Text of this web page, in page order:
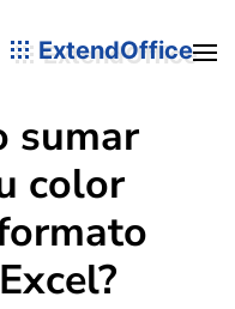
ExtendOffice
sumar
color